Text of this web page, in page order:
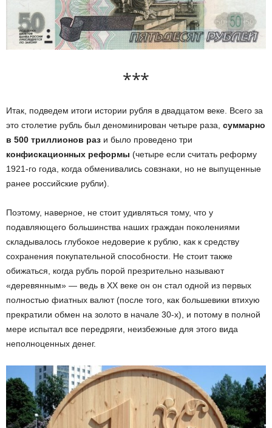
***
Итак, подведем итоги истории рубля в двадцатом веке. Всего за
это столетие рубль был деноминирован четыре раза, суммарно
в 500 триллионов раз и было проведено три
конфискационных реформы (четыре если считать реформу
1921-го года, когда обменивались совзнаки, но не выпущенные
ранее российские рубли).
Поэтому, наверное, не стоит удивляться тому, что у
подавляющего большинства наших граждан поколениями
складывалось глубокое недоверие к рублю, как к средству
сохранения покупательной способности. Не стоит также
обижаться, когда рубль порой презрительно называют
«деревянным» — ведь в XX веке он он стал одной из первых
полностью фиатных валют (после того, как большевики втихую
прекратили обмен на золото в начале 30-х), и потому в полной
мере испытал все передряги, неизбежные для этого вида
неполноценных денег.